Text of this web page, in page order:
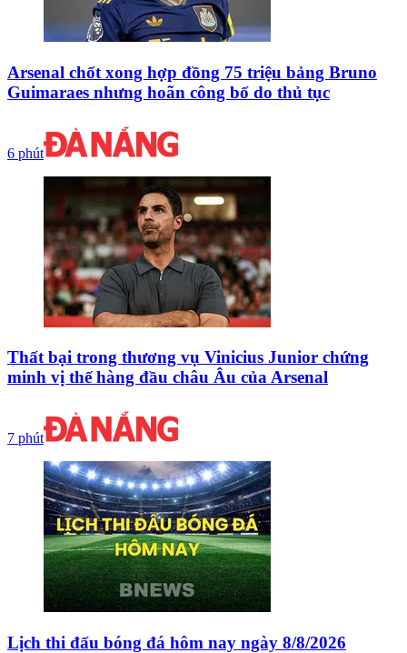
Arsenal chốt xong hợp đồng 75 triệu bảng Bruno
Guimaraes nhưng hoãn công bố do thủ tục
6 phút
Thất bại trong thương vụ Vinicius Junior chứng
minh vị thế hàng đầu châu Âu của Arsenal
7 phút
Lịch thi đấu bóng đá hôm nay ngày 8/8/2026